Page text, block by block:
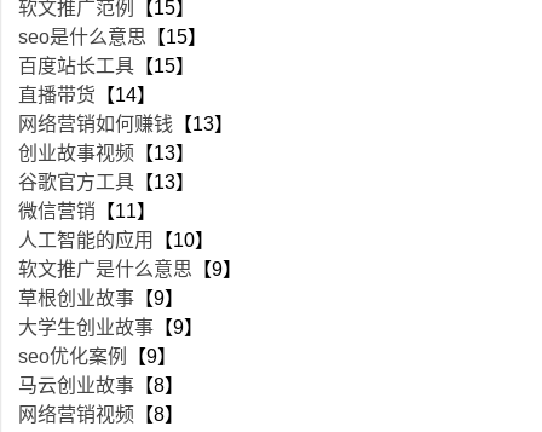
软文推广范例
【15】
seo是什么意思 【15】
百度站长工具 【15】
直播带货 【14】
网络营销如何赚钱 【13】
创业故事视频 【13】
谷歌官方工具 【13】
微信营销 【11】
人工智能的应用
【10】
软文推广是什么意思 【9】
草根创业故事 【9】
大学生创业故事 【9】
seo优化案例
【9】
马云创业故事 【8】
网络营销视频 【8】